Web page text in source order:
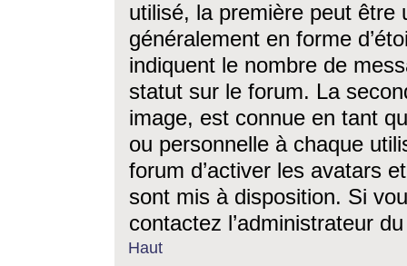
utilisé, la première peut être
généralement en forme
indiquent le nombre de
statut sur le forum. La
image, est connue en tant
ou personnelle à chaque
forum d’activer les avatars
sont mis à disposition. Si
contactez l’administrateur
Haut